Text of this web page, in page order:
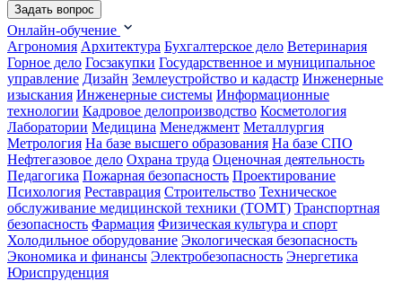
Задать вопрос
Онлайн-обучение
Агрономия Архитектура Бухгалтерское дело Ветеринария
Горное дело Госзакупки Государственное и муниципальное
управление Дизайн Землеустройство и кадастр Инженерные
изыскания Инженерные системы Информационные
технологии Кадровое делопроизводство Косметология
Лаборатории Медицина Менеджмент Металлургия
Метрология На базе высшего образования На базе СПО
Нефтегазовое дело Охрана труда Оценочная деятельность
Педагогика Пожарная безопасность Проектирование
Психология Реставрация Строительство Техническое
обслуживание медицинской техники (ТОМТ) Транспортная
безопасность Фармация Физическая культура и спорт
Холодильное оборудование Экологическая безопасность
Экономика и финансы Электробезопасность Энергетика
Юриспруденция